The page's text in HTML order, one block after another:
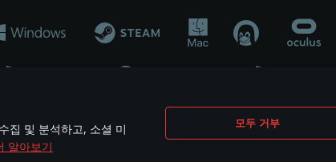
집 및 분석하고, 소셜 미
알아보기
모두 거부
무기 개발 업체나 장비 제조 업체가 게임 개발 후원 또는 홍보에 참
names are the property of their respective owners.